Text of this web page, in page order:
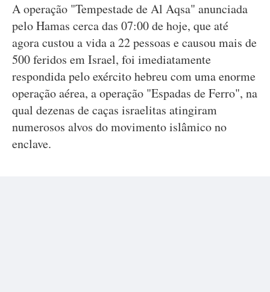
A operação "Tempestade de Al Aqsa" anunciada
pelo Hamas cerca das 07:00 de hoje, que até
agora custou a vida a 22 pessoas e causou mais de
500 feridos em Israel, foi imediatamente
respondida pelo exército hebreu com uma enorme
operação aérea, a operação "Espadas de Ferro", na
qual dezenas de caças israelitas atingiram
numerosos alvos do movimento islâmico no
enclave.